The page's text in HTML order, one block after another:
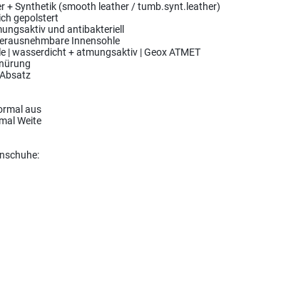
+ Synthetik (smooth leather / tumb.synt.leather)
gepolstert
und antibakteriell
Innensohle
| wasserdicht + atmungsaktiv | Geox ATMET
aus
Weite